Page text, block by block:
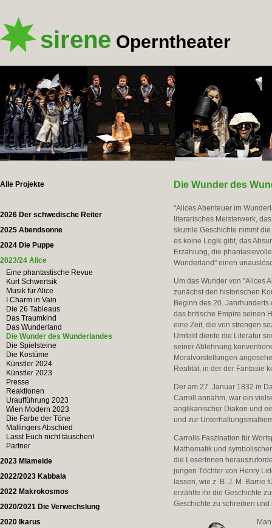
sirene Operntheater
Alle Projekte
2026 Der schwedische Reiter
2025 Abendsonne
2024 Die Puppe
2023/24 Alice
Eine phantastische Revue
Kurt Schwertsik
Musik für Alice
I Charm in Vain
Die 26 Tableaus
Das Traumkind
Das Wunderland
Die Wunder des Wunderlandes
Die Spielsteine
Die Kostüme
Künstler 2024
Künstler 2023
Presse
Reaktionen
Uraufführung 2023
Wien Modern 2023
Die Farbe der Töne
Mallingers Abschied
Lasst Euch nicht täuschen!
Partner
2023 Miameide
2022/2023 Kabbala
2022 Makrokosmos
2020/2021 Die Verwechslung
2020 Ikarus
Die Wunder des
"Alices Abenteuer im
literarisches Meisterwerk,
skurrile Geschichte nimmt
es keine Logik gibt, das
Erzählung, die
Wunderland" einen
Um das Wunder von "Alices
zunächst den historischen
Beginn des 20.
das britische Empire seinen
eine Zeit, die von strengen
Umfeld diente die Literatur
seiner Ablehnung
Moralvorstellungen
Realität, in der der Fantasie
Der am 27. Januar 1832 in
Carroll annahm, war ein
anglikanischer Diakon und
und zur
Carrolls Faszination für
Mathematik und
die LeserInnen
jungen Töchter von Henry
lassen, wie z. B. J. M. Barrie
erzählte ihr die Geschichte
Geschichte zu schreiben und